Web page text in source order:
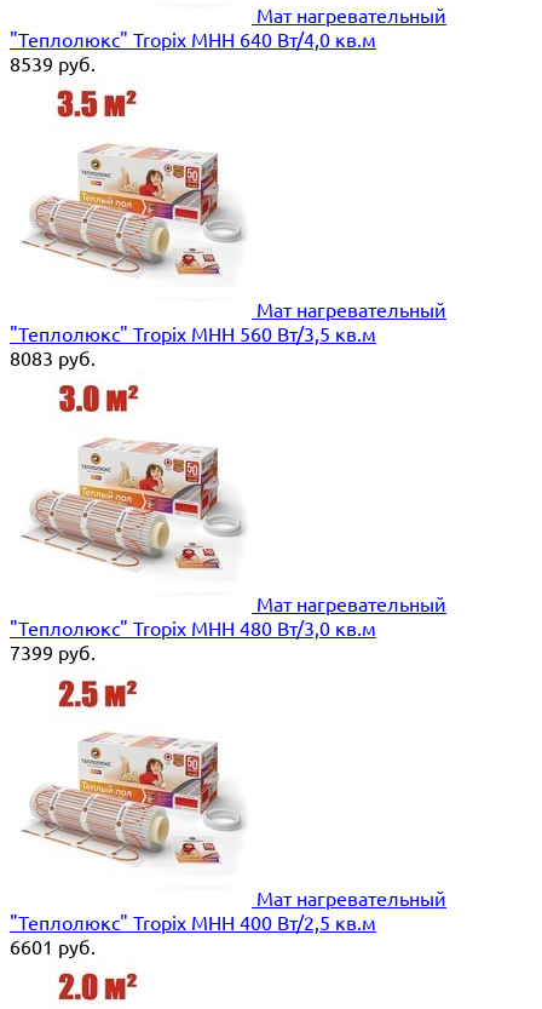
Мат нагревательный
"Теплолюкс" Tropix МНН 640 Вт/4,0 кв.м
8539 руб.
Мат нагревательный
"Теплолюкс" Tropix МНН 560 Вт/3,5 кв.м
8083 руб.
Мат нагревательный
"Теплолюкс" Tropix МНН 480 Вт/3,0 кв.м
7399 руб.
Мат нагревательный
"Теплолюкс" Tropix МНН 400 Вт/2,5 кв.м
6601 руб.